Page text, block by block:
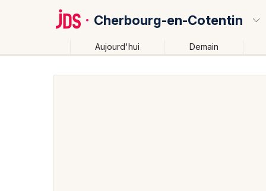
Cherbourg-en-Cotentin
Aujourd'hui Demain